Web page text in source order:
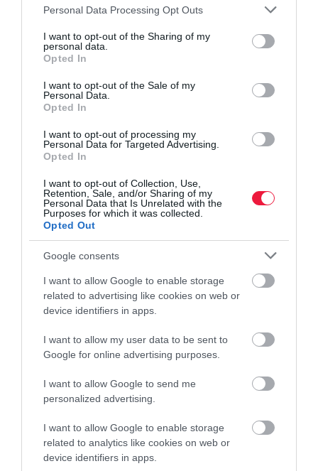
Please note that this website/app uses one or more Google
not limited to your visit or usage behaviour. You may click to
grant or deny consent to Google and its third-party tags to
use your data for below specified purposes in below Google
consent section.
Personal Data Processing Opt Outs
I want to opt-out of the Sharing of my
personal data.
Opted In
I want to opt-out of the Sale of my
Personal Data.
Opted In
I want to opt-out of processing my
Personal Data for Targeted Advertising.
Opted In
I want to opt-out of Collection, Use,
Retention, Sale, and/or Sharing of my
Personal Data that Is Unrelated with the
Purposes for which it was collected.
Opted Out
Google consents
I want to allow Google to enable storage
related to advertising like cookies on web or
device identifiers in apps.
I want to allow my user data to be sent to
Google for online advertising purposes.
I want to allow Google to send me
personalized advertising.
I want to allow Google to enable storage
related to analytics like cookies on web or
device identifiers in apps.
PIACOK